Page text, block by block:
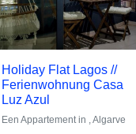
Holiday Flat Lagos //
Ferienwohnung Casa
Luz Azul
Een Appartement in , Algarve